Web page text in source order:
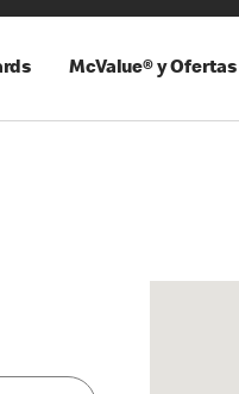
McValue® y Ofertas